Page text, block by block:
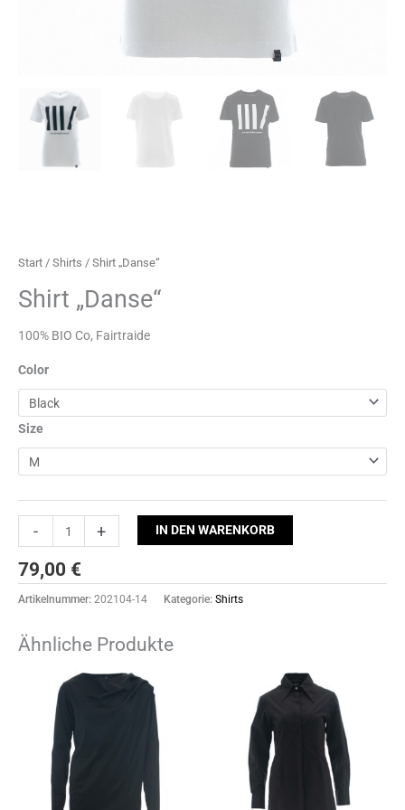
Start / Shirts / Shirt „Danse“
Shirt „Danse“
100% BIO Co, Fairtraide
Color
Size
- + IN DEN WARENKORB
79,00 €
Artikelnummer: 202104-14 Kategorie: Shirts
Ähnliche Produkte